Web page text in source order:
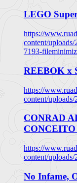
LEGO
https://
content/uploads/
7193-
REEBOK x
https://
content/
CONRAD
https://
content/
No Infame,